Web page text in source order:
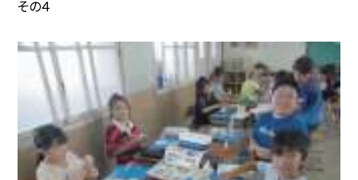
その４